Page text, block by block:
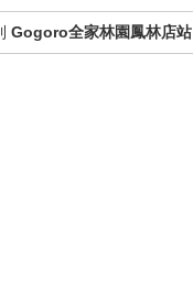
Gogoro全家林園鳳林店站